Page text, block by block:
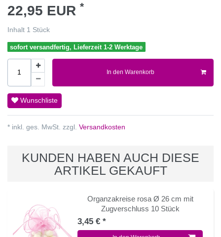
22,95 EUR *
Inhalt 1 Stück
sofort versandfertig, Lieferzeit 1-2 Werktage
In den Warenkorb
Wunschliste
* inkl. ges. MwSt. zzgl. Versandkosten
KUNDEN HABEN AUCH DIESE
ARTIKEL GEKAUFT
Organzakreise rosa Ø 26 cm mit
Zugverschluss 10 Stück
3,45 € *